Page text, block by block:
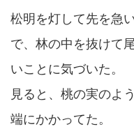
松明を灯して先を急
で、林の中を抜けて
いことに気づいた。
見ると、桃の実のよ
端にかかってた。